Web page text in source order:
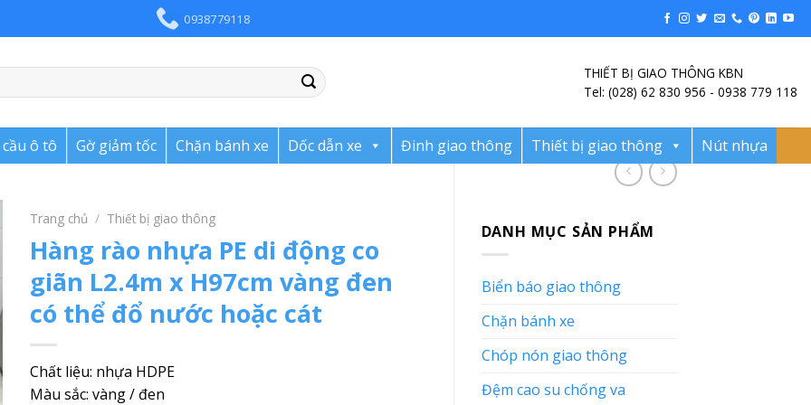
0938779118
THIẾT BỊ GIAO THÔNG KBN
Tel: (028) 62 830 956 - 0938 779 118
ô tô Gờ giảm tốc Chặn bánh xe Dốc dẫn xe Đinh giao thông Thiết bị giao thông Nút nhựa
DANH MỤC SẢN PHẨM
Biển báo giao thông
Chặn bánh xe
Chóp nón giao thông
Đệm cao su chống va
Trang chủ / Thiết bị giao thông
Hàng rào nhựa PE di động co
giãn L2.4m x H97cm vàng đen
có thể đổ nước hoặc cát
Chất liệu: nhựa HDPE
Màu sắc: vàng / đen